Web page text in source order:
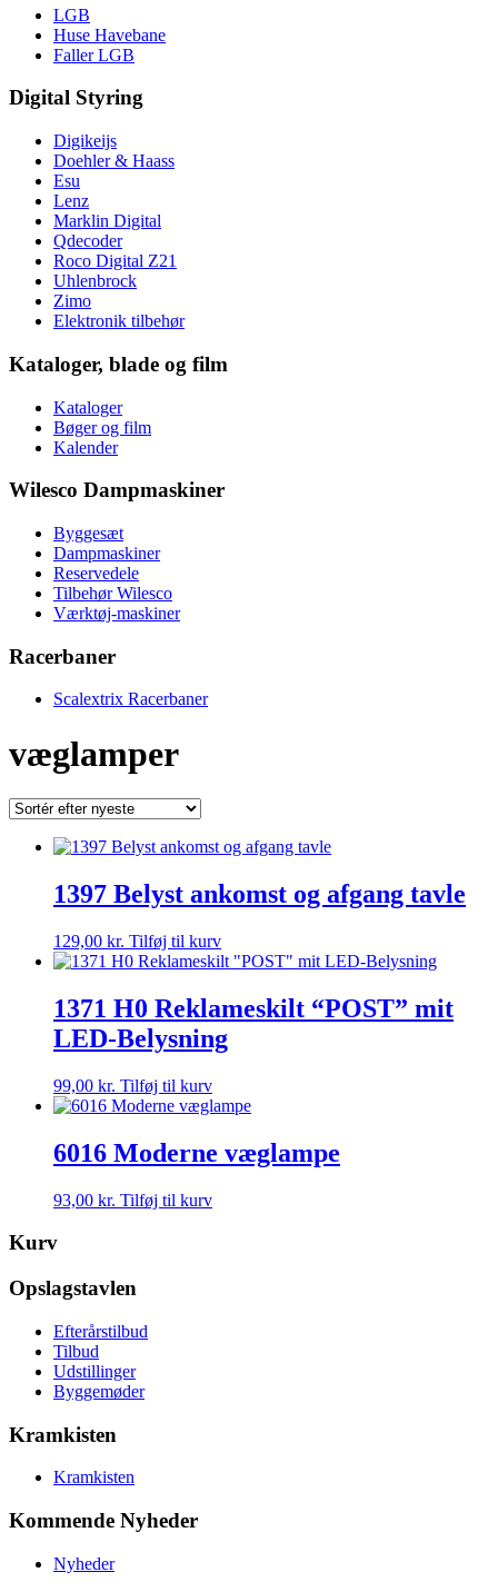
LGB
Huse Havebane
Faller LGB
Digital Styring
Digikeijs
Doehler & Haass
Esu
Lenz
Marklin Digital
Qdecoder
Roco Digital Z21
Uhlenbrock
Zimo
Elektronik tilbehør
Kataloger, blade og film
Kataloger
Bøger og film
Kalender
Wilesco Dampmaskiner
Byggesæt
Dampmaskiner
Reservedele
Tilbehør Wilesco
Værktøj-maskiner
Racerbaner
Scalextrix Racerbaner
væglamper
1397 Belyst ankomst og afgang tavle
129,00 kr. Tilføj til kurv
1371 H0 Reklameskilt “POST” mit
LED-Belysning
99,00 kr. Tilføj til kurv
6016 Moderne væglampe
93,00 kr. Tilføj til kurv
Kurv
Opslagstavlen
Efterårstilbud
Tilbud
Udstillinger
Byggemøder
Kramkisten
Kramkisten
Kommende Nyheder
Nyheder